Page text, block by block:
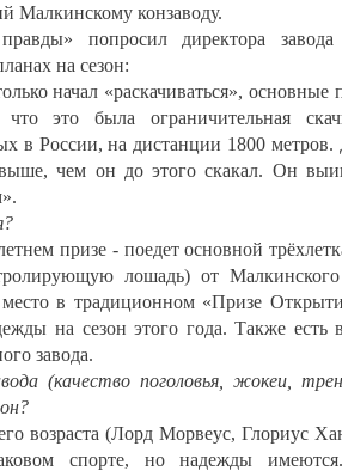
Малкинскому конзаводу.
правды» попросил директора
на сезон:
начал «раскачиваться»,
это была ограничительная
в России, на дистанции 1800 метров.
выше, чем он до этого скакал. Он
призе - поедет основной
лошадь) от
в традиционном «Призе
на сезон этого года. Также есть
завода.
(качество поголовья, жокеи,
возраста (Лорд Морвеус, Глориус
спорте, но надежды